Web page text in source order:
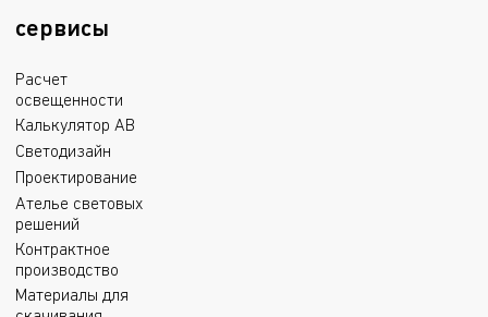
сервисы
Расчет
освещенности
Калькулятор АВ
Светодизайн
Проектирование
Ателье световых
решений
Контрактное
производство
Материалы для